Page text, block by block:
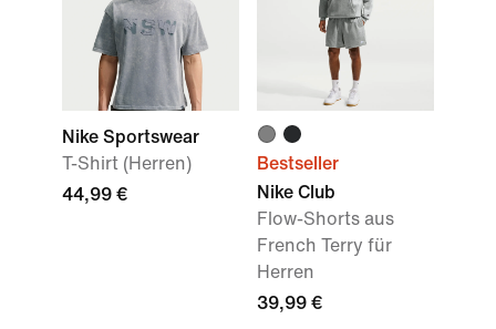
Nike Sportswear
T-Shirt (Herren)
44,99 €
Bestseller
Nike Club
Flow-Shorts aus
French Terry für
Herren
39,99 €